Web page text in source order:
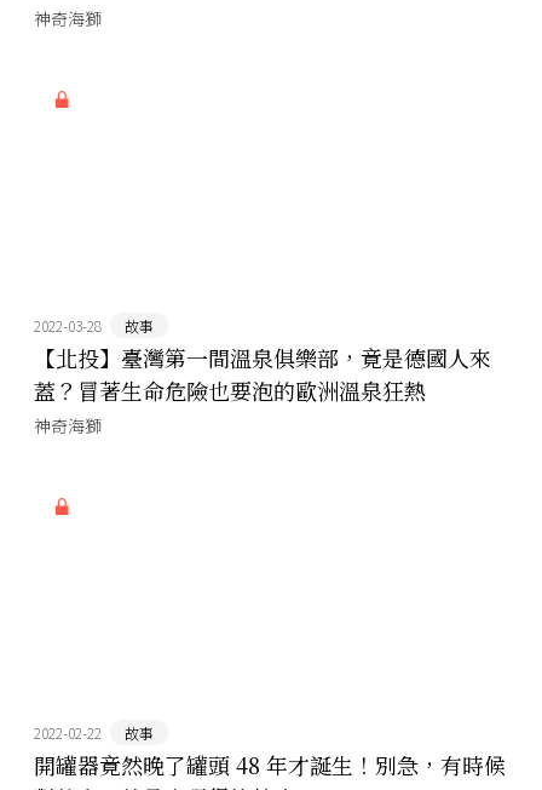
神奇海獅
2022-03-28 故事
【北投】臺灣第一間溫泉俱樂部，竟是德國人來
蓋？冒著生命危險也要泡的歐洲溫泉狂熱
神奇海獅
2022-02-22 故事
開罐器竟然晚了罐頭 48 年才誕生！別急，有時候